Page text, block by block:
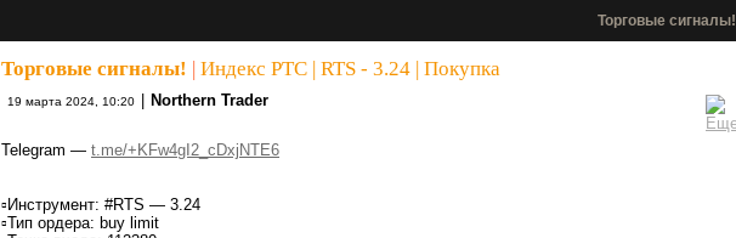
Торговые сигналы!
Торговые сигналы! Индекс РТС | RTS - 3.24 | Покупка
19 марта 2024, 10:20 Northern Trader
Telegram — t.me/+KFw4gI2_cDxjNTE6
▫️Инструмент: #RTS — 3.24
▫️Тип ордера: buy limit